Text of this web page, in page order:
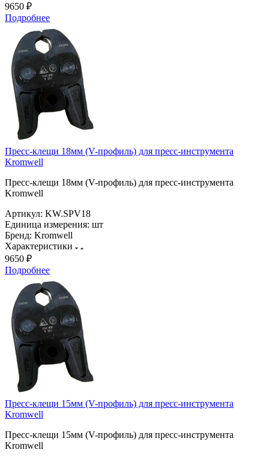
9650 ₽
Подробнее
Пресс-клещи 18мм (V-профиль) для пресс-инструмента
Kromwell
Пресс-клещи 18мм (V-профиль) для пресс-инструмента
Kromwell
Артикул: KW.SPV18
Единица измерения: шт
Бренд: Kromwell
Характеристики
9650 ₽
Подробнее
Пресс-клещи 15мм (V-профиль) для пресс-инструмента
Kromwell
Пресс-клещи 15мм (V-профиль) для пресс-инструмента
Kromwell